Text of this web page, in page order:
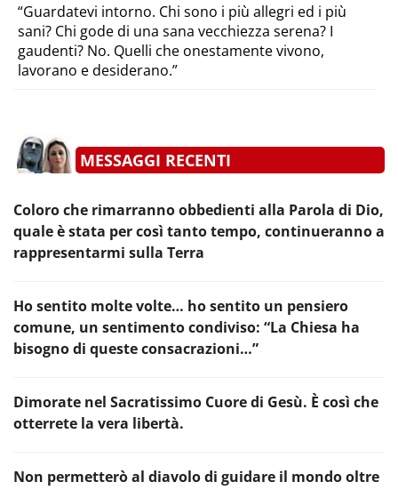
“Guardatevi intorno. Chi sono i più allegri ed i più
sani? Chi gode di una sana vecchiezza serena? I
gaudenti? No. Quelli che onestamente vivono,
lavorano e desiderano.”
MESSAGGI RECENTI
Coloro che rimarranno obbedienti alla Parola di Dio,
quale è stata per così tanto tempo, continueranno a
rappresentarmi sulla Terra
Ho sentito molte volte… ho sentito un pensiero
comune, un sentimento condiviso: “La Chiesa ha
bisogno di queste consacrazioni…”
Dimorate nel Sacratissimo Cuore di Gesù. È così che
otterrete la vera libertà.
Non permetterò al diavolo di guidare il mondo oltre